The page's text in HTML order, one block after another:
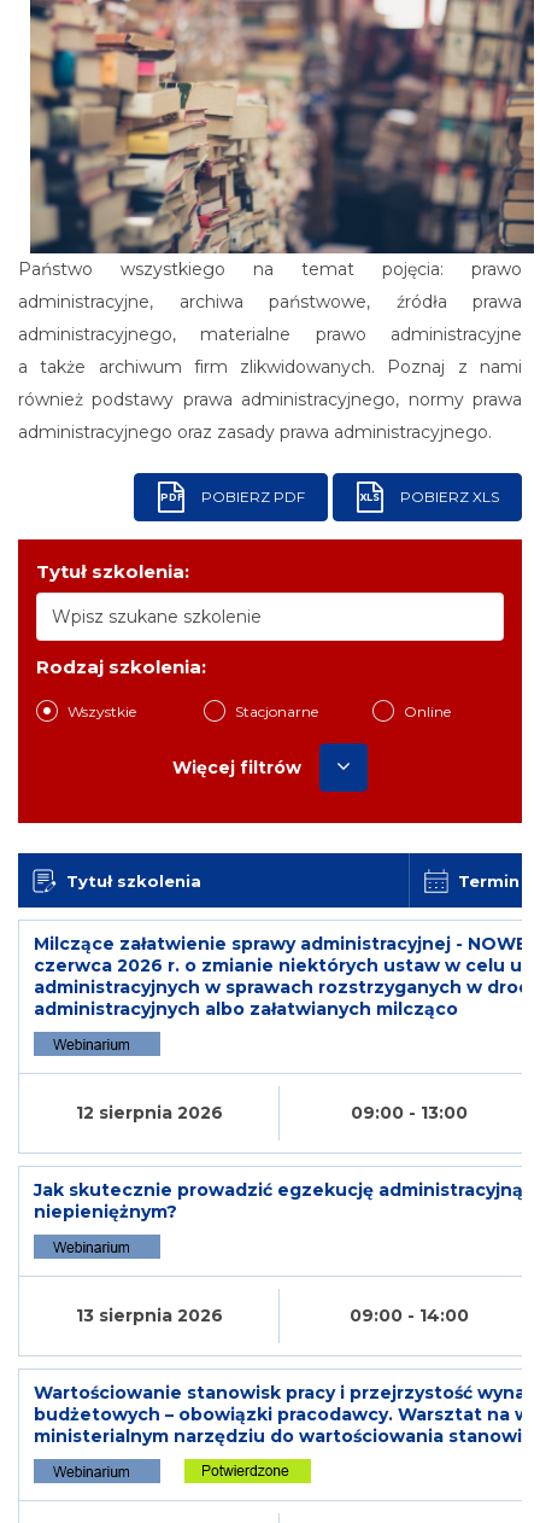
Państwo wszystkiego na temat pojęcia: prawo
administracyjne, archiwa państwowe, źródła prawa
administracyjnego, materialne prawo administracyjne
a także archiwum firm zlikwidowanych. Poznaj z nami
również podstawy prawa administracyjnego, normy prawa
administracyjnego oraz zasady prawa administracyjnego.
PDF POBIERZ PDF XLS POBIERZ XLS
Tytuł szkolenia:
Rodzaj szkolenia:
Wszystkie Stacjonarne Online
Więcej filtrów
Tytuł szkolenia Termin
Milczące załatwienie sprawy administracyjnej -
czerwca 2026 r. o zmianie niektórych ustaw w celu
administracyjnych w sprawach rozstrzyganych w
administracyjnych albo załatwianych milcząco
12 sierpnia 2026 09:00 - 13:00
Jak skutecznie prowadzić egzekucję administracyjną
niepieniężnym?
13 sierpnia 2026 09:00 - 14:00
Wartościowanie stanowisk pracy i przejrzystość
budżetowych – obowiązki pracodawcy. Warsztat na
ministerialnym narzędziu do wartościowania